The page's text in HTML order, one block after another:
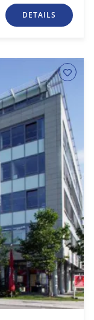
DETAILS